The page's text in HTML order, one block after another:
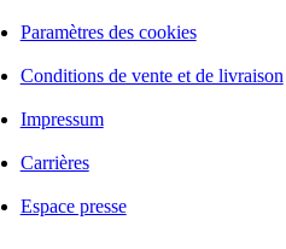
Paramètres des cookies
Conditions de vente et de livraison
Impressum
Carrières
Espace presse